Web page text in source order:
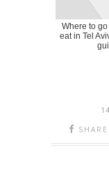
Where to
eat in Tel
SHARE